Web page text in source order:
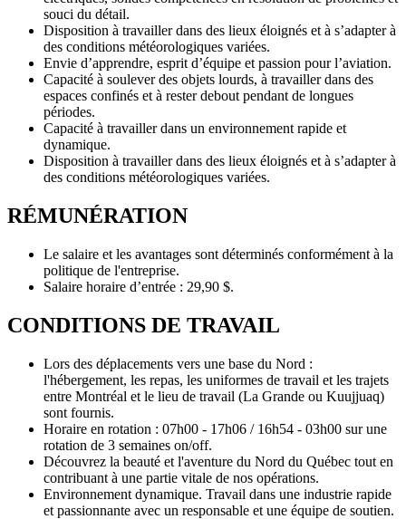
souci du détail.
Disposition à travailler dans des lieux éloignés et à s’adapter à
des conditions météorologiques variées.
Envie d’apprendre, esprit d’équipe et passion pour l’aviation.
Capacité à soulever des objets lourds, à travailler dans des
espaces confinés et à rester debout pendant de longues
périodes.
Capacité à travailler dans un environnement rapide et
dynamique.
Disposition à travailler dans des lieux éloignés et à s’adapter à
des conditions météorologiques variées.
RÉMUNÉRATION
Le salaire et les avantages sont déterminés conformément à la
politique de l'entreprise.
Salaire horaire d’entrée : 29,90 $.
CONDITIONS DE TRAVAIL
Lors des déplacements vers une base du Nord :
l'hébergement, les repas, les uniformes de travail et les trajets
entre Montréal et le lieu de travail (La Grande ou Kuujjuaq)
sont fournis.
Horaire en rotation : 07h00 - 17h06 / 16h54 - 03h00 sur une
rotation de 3 semaines on/off.
Découvrez la beauté et l'aventure du Nord du Québec tout en
contribuant à une partie vitale de nos opérations.
Environnement dynamique. Travail dans une industrie rapide
et passionnante avec un responsable et une équipe de soutien.